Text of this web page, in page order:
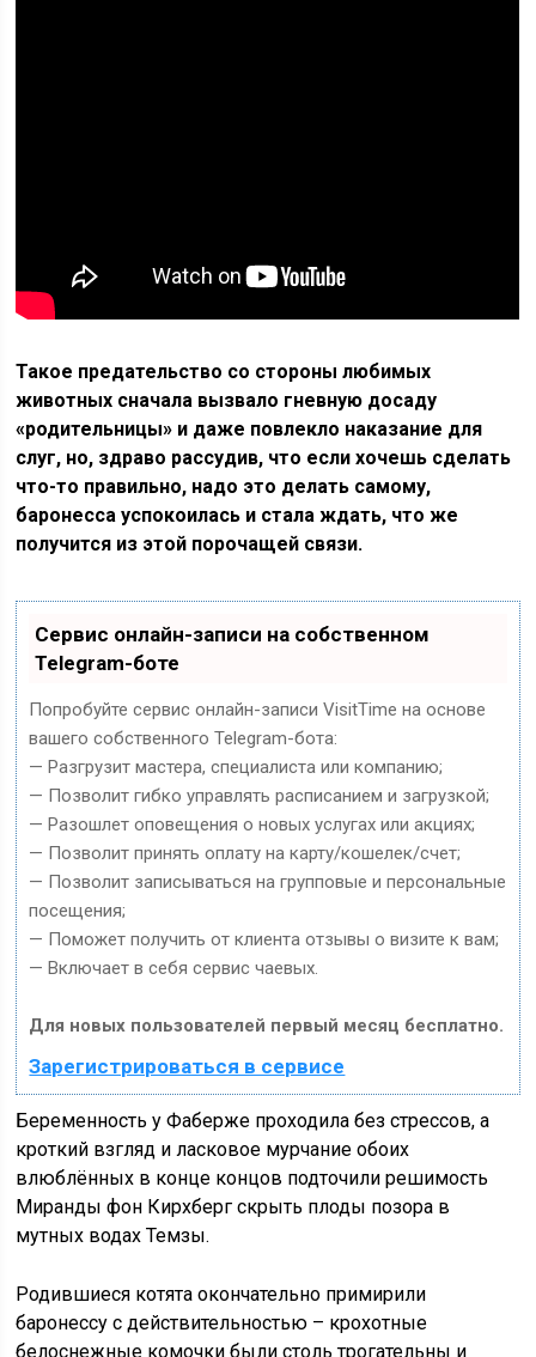
Такое предательство со стороны любимых
животных сначала вызвало гневную досаду
«родительницы» и даже повлекло наказание для
слуг, но, здраво рассудив, что если хочешь сделать
что-то правильно, надо это делать самому,
баронесса успокоилась и стала ждать, что же
получится из этой порочащей связи.
Сервис онлайн-записи на собственном
Telegram-боте
Попробуйте сервис онлайн-записи VisitTime на основе
вашего собственного Telegram-бота:
— Разгрузит мастера, специалиста или компанию;
— Позволит гибко управлять расписанием и загрузкой;
— Разошлет оповещения о новых услугах или акциях;
— Позволит принять оплату на карту/кошелек/счет;
— Позволит записываться на групповые и персональные
посещения;
— Поможет получить от клиента отзывы о визите к вам;
— Включает в себя сервис чаевых.
Для новых пользователей первый месяц бесплатно.
Зарегистрироваться в сервисе
Беременность у Фаберже проходила без стрессов, а
кроткий взгляд и ласковое мурчание обоих
влюблённых в конце концов подточили решимость
Миранды фон Кирхберг скрыть плоды позора в
мутных водах Темзы.
Родившиеся котята окончательно примирили
баронессу с действительностью – крохотные
белоснежные комочки были столь трогательны и